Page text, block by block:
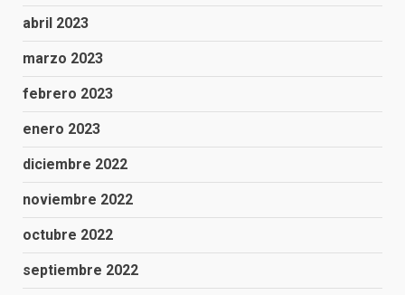
abril 2023
marzo 2023
febrero 2023
enero 2023
diciembre 2022
noviembre 2022
octubre 2022
septiembre 2022